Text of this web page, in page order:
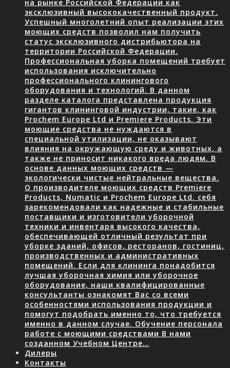
на рынке Российской Федерации как
эксклюзивный высококачественный продукт.
Успешный многолетний опыт реализации этих
моющих средств позволил нам получить
статус эксклюзивного дистрибьютора на
территории Российской Федерации.
Профессиональная уборка помещений требует
использования исключительно
профессионального клинингового
оборудования и технологий. В данном
разделе каталога представлена продукция
гигантов клининговой индустрии, такие, как
Prochem Europe Ltd и Premiere Products. Эти
моющие средства не нуждаются в
специальной утилизации, не оказывают
влияния на окружающую среду и животных, а
также не приносит никакого вреда людям. В
основе данных моющих средств —
экологически чистые нейтральные вещества.
О производителе моющих средств Premiere
Products, Numatic и Prochem Europe Ltd. себя
зарекомендовали как надежные и стабильные
поставщики и изготовители уборочной
техники и инвентаря высокого качества,
обеспечивающей отличный результат при
уборке зданий, офисов, ресторанов, гостиниц,
производственных и административных
помещений. Если для клининга понадобится
лучшая уборочная химия или уборочное
оборудование, наши квалифицированные
консультанты ознакомят Вас со всеми
особенностями использования продукции и
помогут подобрать именно то, что требуется
именно в данном случае. Обучение персонала
работе с моющими средствами В нами
созданном Учебном Центре…
Дилеры
Контакты